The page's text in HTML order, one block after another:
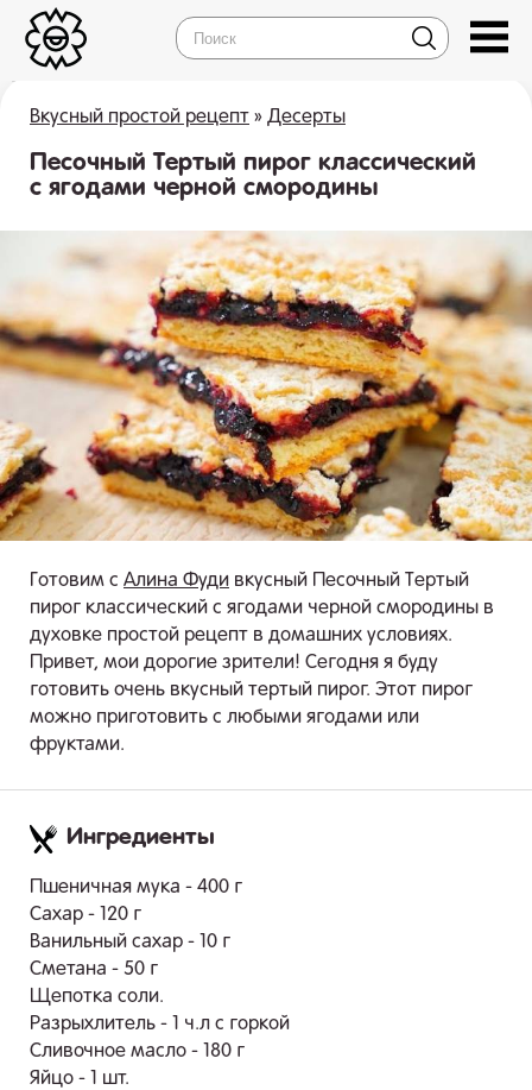
Вкусный простой рецепт » Десерты
Песочный Тертый пирог классический
с ягодами черной смородины
Готовим с Алина Фуди вкусный Песочный Тертый
пирог классический с ягодами черной смородины в
духовке простой рецепт в домашних условиях.
Привет, мои дорогие зрители! Сегодня я буду
готовить очень вкусный тертый пирог. Этот пирог
можно приготовить с любыми ягодами или
фруктами.
Ингредиенты
Пшеничная мука - 400 г
Сахар - 120 г
Ванильный сахар - 10 г
Сметана - 50 г
Щепотка соли.
Разрыхлитель - 1 ч.л с горкой
Сливочное масло - 180 г
Яйцо - 1 шт.